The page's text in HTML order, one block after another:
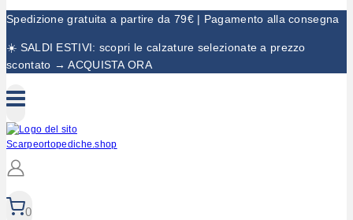
Spedizione gratuita a partire da 79€ | Pagamento alla consegna
☀️ SALDI ESTIVI: scopri le calzature selezionate a prezzo
scontato → ACQUISTA ORA
0